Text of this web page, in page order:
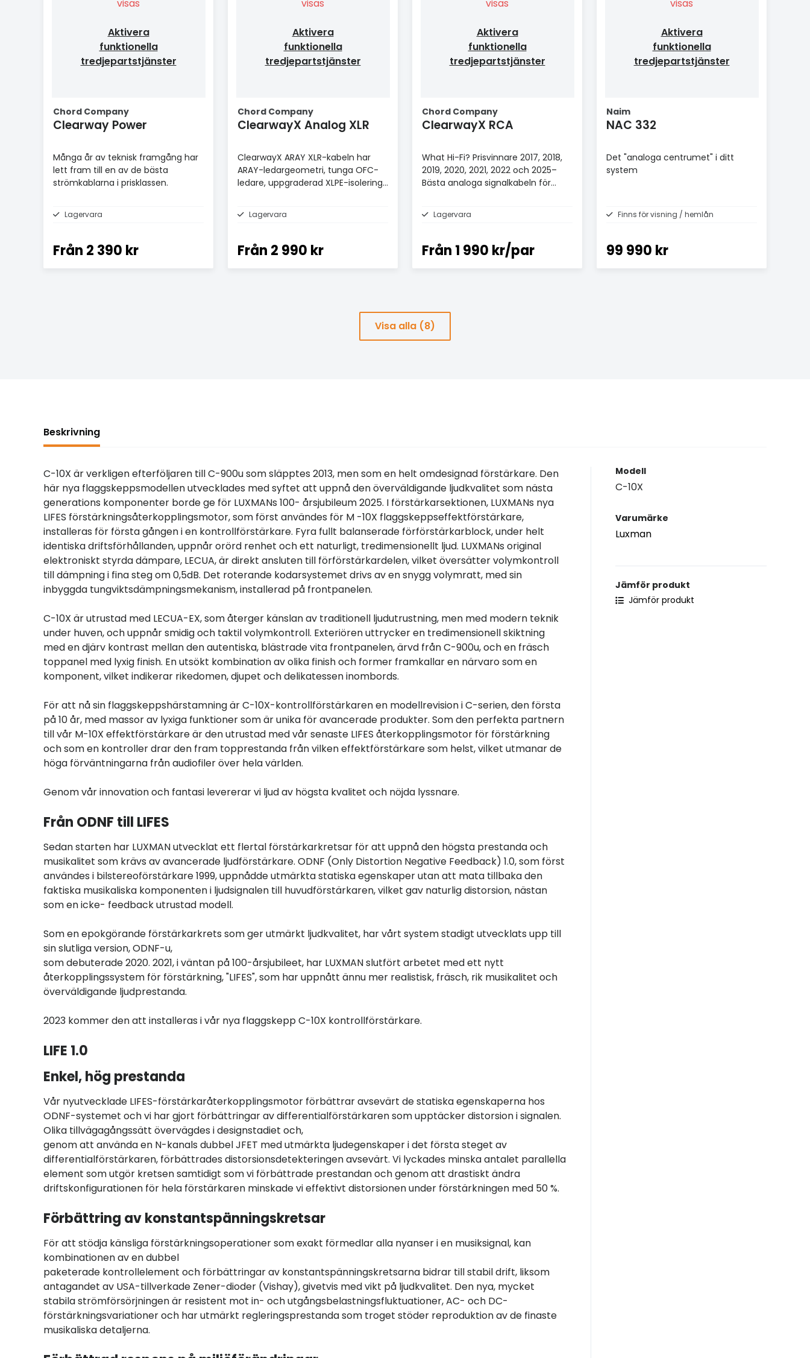
visas
Aktivera
funktionella
tredjepartstjänster
Chord Company
Clearway Power
Många år av teknisk framgång har
lett fram till en av de bästa
strömkablarna i prisklassen.
Lagervara
Från 2 390 kr
visas
Aktivera
funktionella
tredjepartstjänster
Chord Company
ClearwayX Analog XLR
ClearwayX ARAY XLR-kabeln har
ARAY-ledargeometri, tunga OFC-
ledare, uppgraderad XLPE-isolering
Lagervara
Från 2 990 kr
visas
Aktivera
funktionella
tredjepartstjänster
Chord Company
ClearwayX RCA
What Hi-Fi? Prisvinnare 2017, 2018,
2019, 2020, 2021, 2022 och 2025–
Bästa analoga signalkabeln för
Lagervara
Från 1 990 kr/par
visas
Aktivera
funktionella
tredjepartstjänster
Naim
NAC 332
Det "analoga centrumet" i ditt
system
Finns för visning / hemlån
99 990 kr
Visa alla (8)
Beskrivning
C-10X är verkligen efterföljaren till C-900u som släpptes 2013, men som en helt omdesignad förstärkare. Den
här nya flaggskeppsmodellen utvecklades med syftet att uppnå den överväldigande ljudkvalitet som nästa
generations komponenter borde ge för LUXMANs 100- årsjubileum 2025. I förstärkarsektionen, LUXMANs nya
LIFES förstärkningsåterkopplingsmotor, som först användes för M -10X flaggskeppseffektförstärkare,
installeras för första gången i en kontrollförstärkare. Fyra fullt balanserade förförstärkarblock, under helt
identiska driftsförhållanden, uppnår orörd renhet och ett naturligt, tredimensionellt ljud. LUXMANs original
elektroniskt styrda dämpare, LECUA, är direkt ansluten till förförstärkardelen, vilket översätter volymkontroll
till dämpning i fina steg om 0,5dB. Det roterande kodarsystemet drivs av en snygg volymratt, med sin
inbyggda tungviktsdämpningsmekanism, installerad på frontpanelen.
C-10X är utrustad med LECUA-EX, som återger känslan av traditionell ljudutrustning, men med modern teknik
under huven, och uppnår smidig och taktil volymkontroll. Exteriören uttrycker en tredimensionell skiktning
med en djärv kontrast mellan den autentiska, blästrade vita frontpanelen, ärvd från C-900u, och en fräsch
toppanel med lyxig finish. En utsökt kombination av olika finish och former framkallar en närvaro som en
komponent, vilket indikerar rikedomen, djupet och delikatessen inombords.
För att nå sin flaggskeppshärstamning är C-10X-kontrollförstärkaren en modellrevision i C-serien, den första
på 10 år, med massor av lyxiga funktioner som är unika för avancerade produkter. Som den perfekta partnern
till vår M-10X effektförstärkare är den utrustad med vår senaste LIFES återkopplingsmotor för förstärkning
och som en kontroller drar den fram topprestanda från vilken effektförstärkare som helst, vilket utmanar de
höga förväntningarna från audiofiler över hela världen.
Genom vår innovation och fantasi levererar vi ljud av högsta kvalitet och nöjda lyssnare.
Från ODNF till LIFES
Sedan starten har LUXMAN utvecklat ett flertal förstärkarkretsar för att uppnå den högsta prestanda och
musikalitet som krävs av avancerade ljudförstärkare. ODNF (Only Distortion Negative Feedback) 1.0, som först
användes i bilstereoförstärkare 1999, uppnådde utmärkta statiska egenskaper utan att mata tillbaka den
faktiska musikaliska komponenten i ljudsignalen till huvudförstärkaren, vilket gav naturlig distorsion, nästan
som en icke- feedback utrustad modell.
Som en epokgörande förstärkarkrets som ger utmärkt ljudkvalitet, har vårt system stadigt utvecklats upp till
sin slutliga version, ODNF-u,
som debuterade 2020. 2021, i väntan på 100-årsjubileet, har LUXMAN slutfört arbetet med ett nytt
återkopplingssystem för förstärkning, "LIFES", som har uppnått ännu mer realistisk, fräsch, rik musikalitet och
överväldigande ljudprestanda.
2023 kommer den att installeras i vår nya flaggskepp C-10X kontrollförstärkare.
LIFE 1.0
Enkel, hög prestanda
Vår nyutvecklade LIFES-förstärkaråterkopplingsmotor förbättrar avsevärt de statiska egenskaperna hos
ODNF-systemet och vi har gjort förbättringar av differentialförstärkaren som upptäcker distorsion i signalen.
Olika tillvägagångssätt övervägdes i designstadiet och,
genom att använda en N-kanals dubbel JFET med utmärkta ljudegenskaper i det första steget av
differentialförstärkaren, förbättrades distorsionsdetekteringen avsevärt. Vi lyckades minska antalet parallella
element som utgör kretsen samtidigt som vi förbättrade prestandan och genom att drastiskt ändra
driftskonfigurationen för hela förstärkaren minskade vi effektivt distorsionen under förstärkningen med 50 %.
Förbättring av konstantspänningskretsar
För att stödja känsliga förstärkningsoperationer som exakt förmedlar alla nyanser i en musiksignal, kan
kombinationen av en dubbel
paketerade kontrollelement och förbättringar av konstantspänningskretsarna bidrar till stabil drift, liksom
antagandet av USA-tillverkade Zener-dioder (Vishay), givetvis med vikt på ljudkvalitet. Den nya, mycket
stabila strömförsörjningen är resistent mot in- och utgångsbelastningsfluktuationer, AC- och DC-
förstärkningsvariationer och har utmärkt regleringsprestanda som troget stöder reproduktion av de finaste
musikaliska detaljerna.
Modell
C-10X
Varumärke
Luxman
Jämför produkt
Jämför produkt